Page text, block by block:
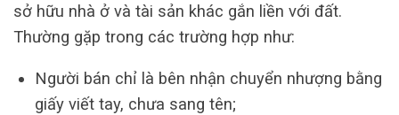
sở hữu nhà ở và tài sản khác gắn liền với đất.
Thường gặp trong các trường hợp như:
Người bán chỉ là bên nhận chuyển nhượng bằng
giấy viết tay, chưa sang tên;